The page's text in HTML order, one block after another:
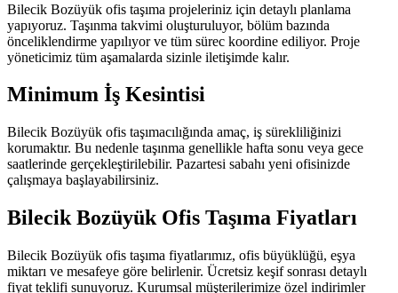
Bilecik Bozüyük ofis taşıma projeleriniz için detaylı planlama
yapıyoruz. Taşınma takvimi oluşturuluyor, bölüm bazında
önceliklendirme yapılıyor ve tüm sürec koordine ediliyor. Proje
yöneticimiz tüm aşamalarda sizinle iletişimde kalır.
Minimum İş Kesintisi
Bilecik Bozüyük ofis taşımacılığında amaç, iş sürekliliğinizi
korumaktır. Bu nedenle taşınma genellikle hafta sonu veya gece
saatlerinde gerçekleştirilebilir. Pazartesi sabahı yeni ofisinizde
çalışmaya başlayabilirsiniz.
Bilecik Bozüyük Ofis Taşıma Fiyatları
Bilecik Bozüyük ofis taşıma fiyatlarımız, ofis büyüklüğü, eşya
miktarı ve mesafeye göre belirlenir. Ücretsiz keşif sonrası detaylı
fiyat teklifi sunuyoruz. Kurumsal müşterilerimize özel indirimler